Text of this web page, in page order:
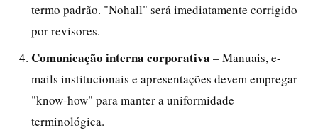
termo padrão. "Nohall" será imediatamente corrigido
por revisores.
Comunicação interna corporativa – Manuais, e-
mails institucionais e apresentações devem empregar
"know-how" para manter a uniformidade
terminológica.